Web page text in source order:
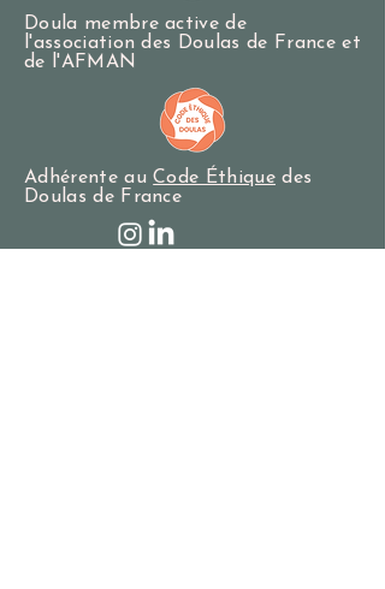
Doula membre active de
l'association des Doulas de France et
de l'AFMAN
Adhérente auCode Éthique des
Doulas de France